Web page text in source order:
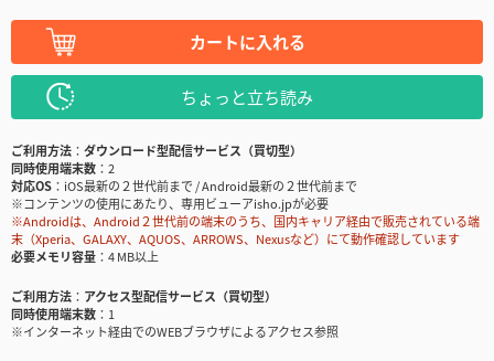
カートに入れる
ちょっと立ち読み
ご利用方法
ダウンロード型配信サービス（買切型）
同時使用端末数
2
対応OS
iOS最新の２世代前まで / Android最新の２世代前まで
※コンテンツの使用にあたり、専用ビューアisho.jpが必要
※Androidは、Android２世代前の端末のうち、国内キャリア経由で販売されている端
末（Xperia、GALAXY、AQUOS、ARROWS、Nexusなど）にて動作確認しています
必要メモリ容量
4 MB以上
ご利用方法
アクセス型配信サービス（買切型）
同時使用端末数
1
※インターネット経由でのWEBブラウザによるアクセス参照